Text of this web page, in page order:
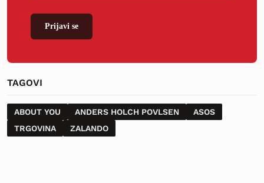
Prijavi se
TAGOVI
ABOUT YOU ANDERS HOLCH POVLSEN
ASOS
TRGOVINA
ZALANDO